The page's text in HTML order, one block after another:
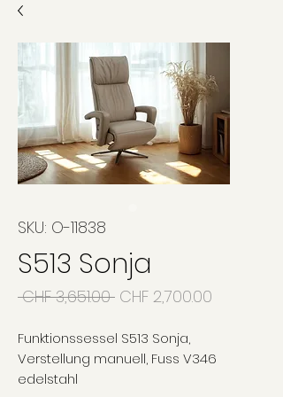
SKU: O-11838
S513 Sonja
CHF 3,651.00 Regular
CHF 2,700.00
Funktionssessel S513 Sonja,
Verstellung manuell, Fuss V346
edelstahl